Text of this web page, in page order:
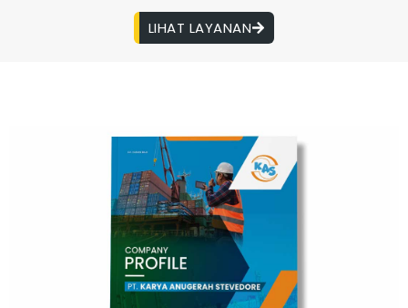
LIHAT LAYANAN